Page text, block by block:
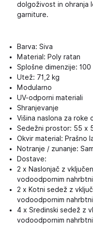
dolgoživost in ohranja
garniture.
Barva: Siva
Material: Poly ratan
Splošne dimenzije:
Utež: 71,2 kg
Modularno
UV-odporni materiali
Shranjevanje
Višina naslona za roke
Sedežni prostor: 55 x
Okvir material: Prašno
Notranje / zunanje:
Dostave:
2 x Naslonjač z
vodoodpornim
2 x Kotni sedež z
vodoodpornim
4 x Sredinski sedež z
vodoodpornim